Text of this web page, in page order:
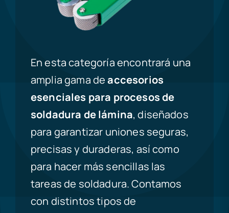
En esta categoría encontrará una
amplia gama deaccesorios
esenciales para procesos de
soldadura de lámina, diseñados
para garantizar uniones seguras,
precisas y duraderas, así como
para hacer más sencillas las
tareas de soldadura. Contamos
con distintos tipos de